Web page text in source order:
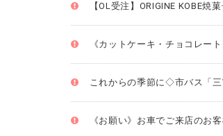
【OL受注】ORIGINE KOBE焼
《カットケーキ・チョコレー
これからの季節に◇市バス「三
《お願い》お車でご来店のお